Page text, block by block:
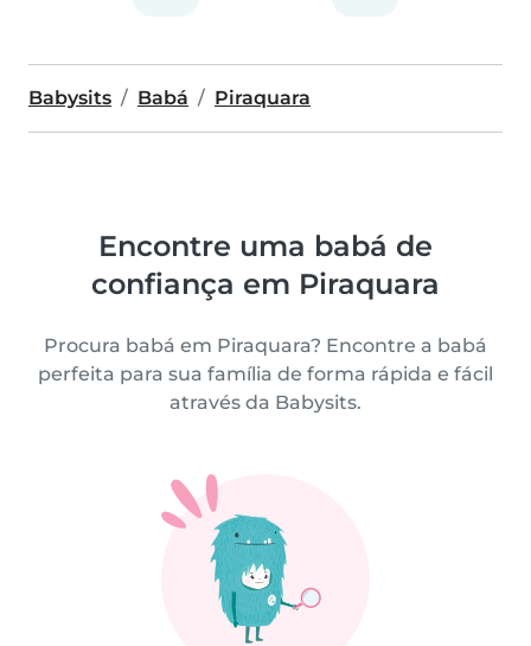
Babysits Babá Piraquara
Encontre uma babá de
confiança em Piraquara
Procura babá em Piraquara? Encontre a babá
perfeita para sua família de forma rápida e fácil
através da Babysits.